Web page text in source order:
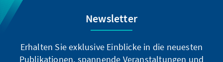
Newsletter
Erhalten Sie exklusive Einblicke in die neuesten
Publikationen, spannende Veranstaltungen und